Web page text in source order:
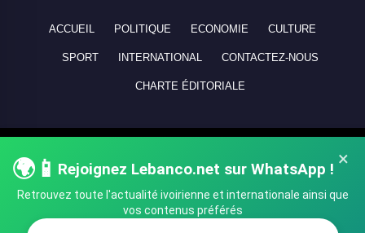
×
🌍📱 Rejoignez Lebanco.net sur WhatsApp !
Retrouvez toute l'actualité ivoirienne et internationale ainsi que
vos contenus préférés
ACCUEIL POLITIQUE ECONOMIE CULTURE
SPORT INTERNATIONAL CONTACTEZ-NOUS
CHARTE ÉDITORIALE
réservés - All rights reserved.